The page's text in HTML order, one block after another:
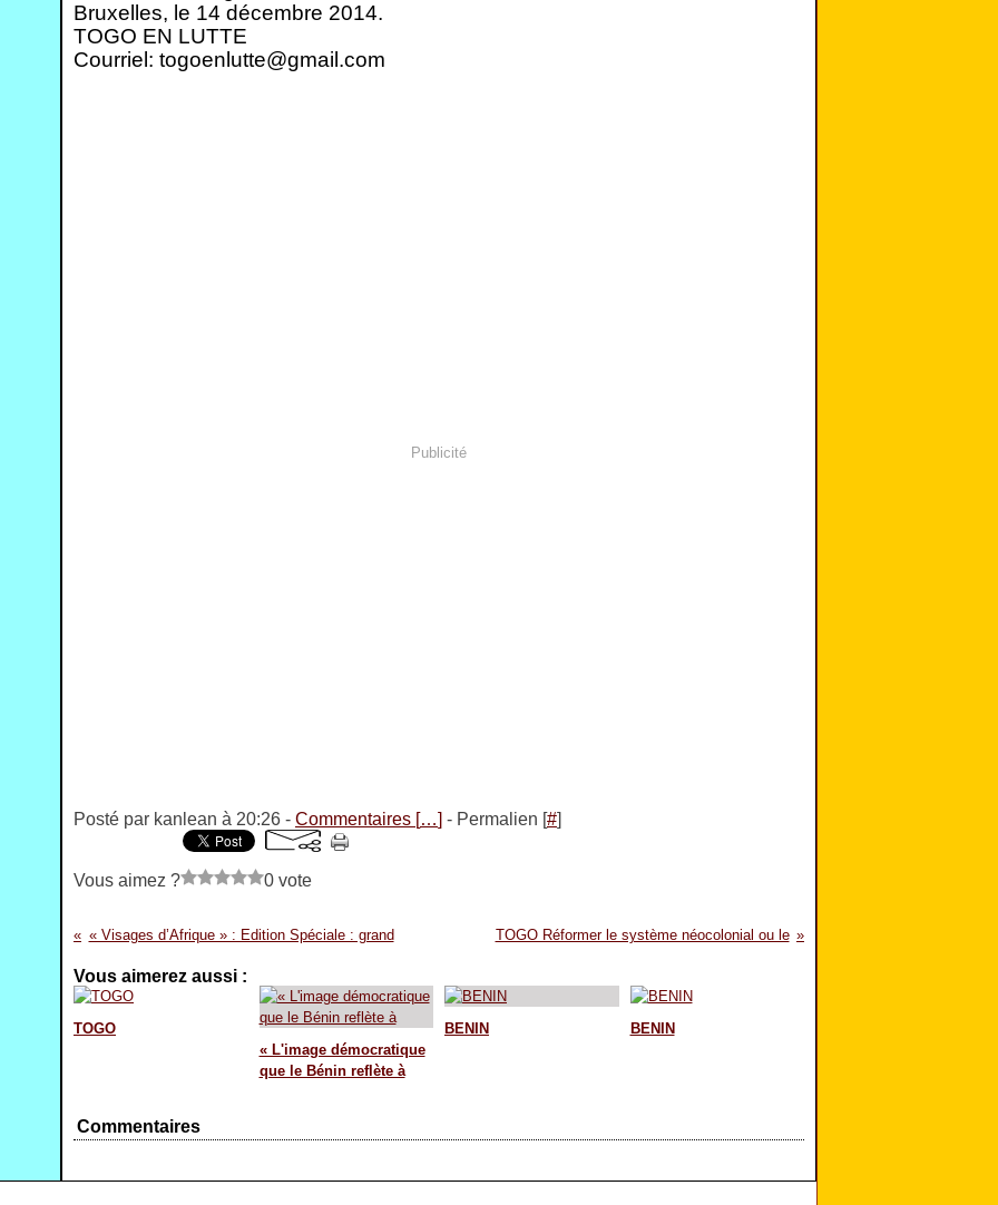
Bruxelles, le 14 décembre 2014.
TOGO EN LUTTE
Courriel: togoenlutte@gmail.com
Publicité
Posté par kanlean à 20:26 - Commentaires […] - Permalien [#]
Vous aimez ? 0 vote
« Visages d’Afrique » : Edition Spéciale : grand TOGO Réformer le système néocolonial ou le
Vous aimerez aussi :
TOGO
« L'image démocratique
que le Bénin reflète à
BENIN BENIN
Commentaires